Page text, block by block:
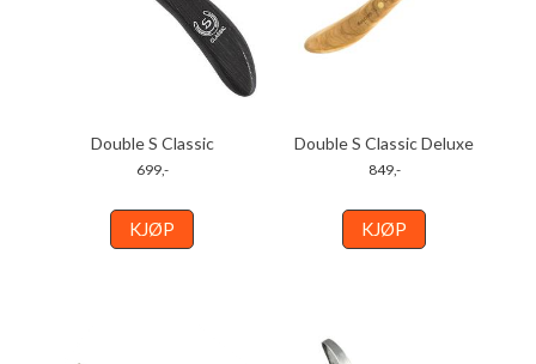
Double S Classic
699,-
KJØP
Double S Classic Deluxe
849,-
KJØP